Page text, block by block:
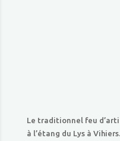
Le traditionnel feu
à l’étang du Lys à